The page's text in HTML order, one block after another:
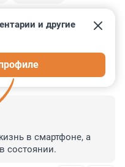
и другие
в смартфоне, а
состоянии.